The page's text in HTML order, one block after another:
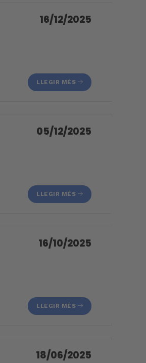
16/12/2025
LLEGIR MÉS
05/12/2025
LLEGIR MÉS
16/10/2025
LLEGIR MÉS
18/06/2025